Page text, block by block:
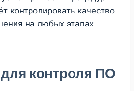
контролировать качество
на любых этапах
контроля ПО